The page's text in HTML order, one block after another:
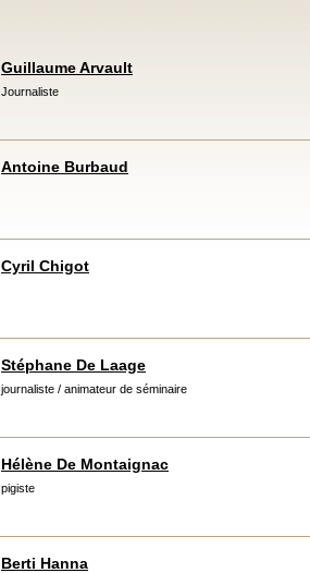
Guillaume Arvault
Journaliste
Antoine Burbaud
Cyril Chigot
Stéphane De Laage
journaliste / animateur de séminaire
Hélène De Montaignac
pigiste
Berti Hanna